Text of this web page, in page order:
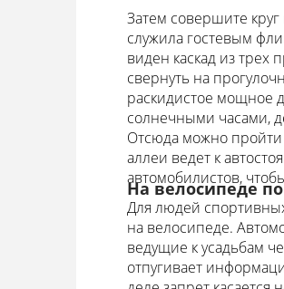
Затем совершите
служила гостевым
виден каскад из трех
свернуть на
раскидистое мощное
солнечными часами,
Отсюда можно пройти
аллеи ведет к
автомобилистов,
На велосипеде
Для людей
на велосипеде.
ведущие к усадьбам
отпугивает